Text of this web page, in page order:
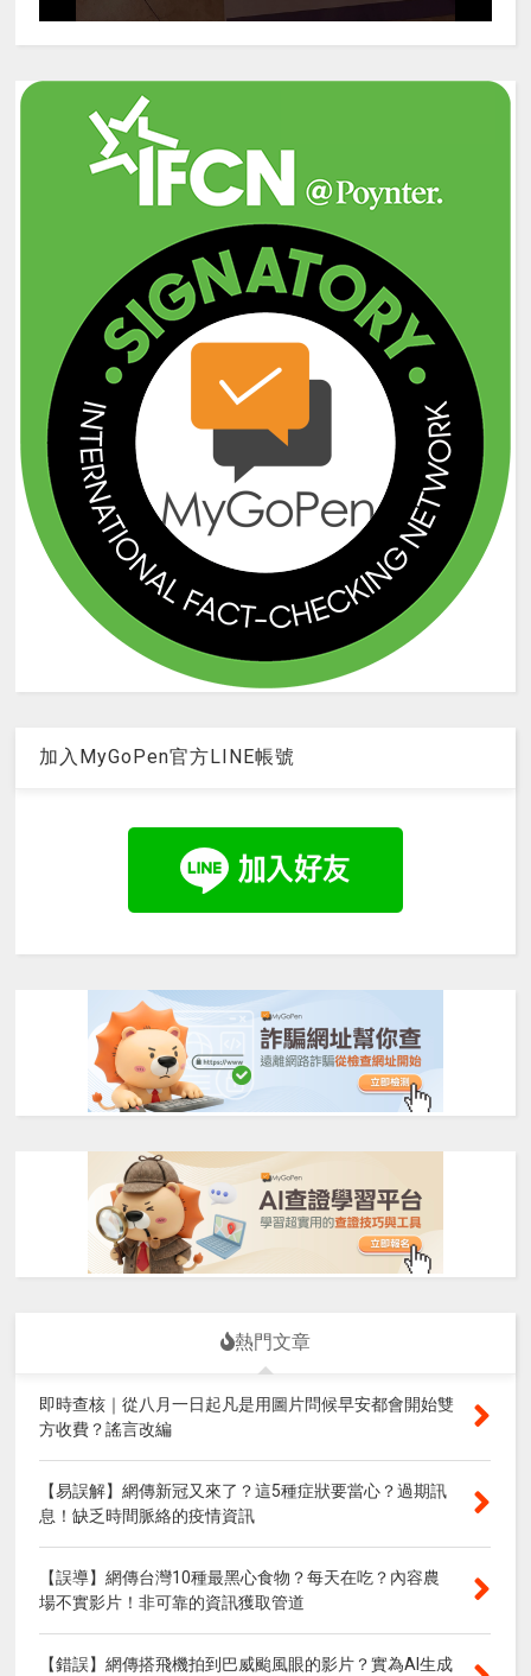
加入MyGoPen官方LINE帳號
熱門文章
即時查核｜從八月一日起凡是用圖片問候早安都會開始雙
方收費？謠言改編
【易誤解】網傳新冠又來了？這5種症狀要當心？過期訊
息！缺乏時間脈絡的疫情資訊
【誤導】網傳台灣10種最黑心食物？每天在吃？內容農
場不實影片！非可靠的資訊獲取管道
【錯誤】網傳搭飛機拍到巴威颱風眼的影片？實為AI生成